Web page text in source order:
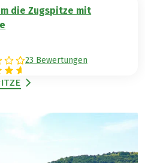
die Zugspitze mit
23 Bewertungen